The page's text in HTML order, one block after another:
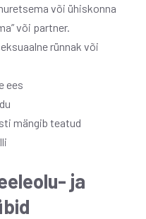
või ühiskonna
või partner.
rünnak või
ees
mängib teatud
ja